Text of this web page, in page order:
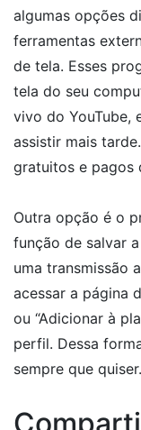
algumas opções
ferramentas
de tela. Esses
tela do seu
vivo do YouTube,
assistir mais
gratuitos e pagos
Outra opção é o
função de salvar
uma transmissão
acessar a página
ou “Adicionar à
perfil. Dessa
sempre que quiser.